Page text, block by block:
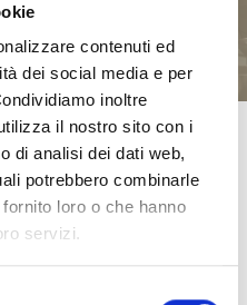
contenuti ed
dei social media e per
inoltre
il nostro sito con i
di analisi dei dati web,
potrebbero combinarle
loro o che hanno
servizi.